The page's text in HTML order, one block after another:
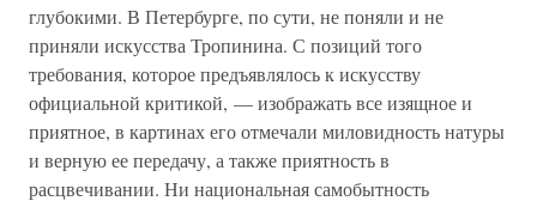
глубокими. В Петербурге, по сути, не поняли и не
приняли искусства Тропинина. С позиций того
требования, которое предъявлялось к искусству
официальной критикой, — изображать все изящное и
приятное, в картинах его отмечали миловидность натуры
и верную ее передачу, а также приятность в
расцвечивании. Ни национальная самобытность